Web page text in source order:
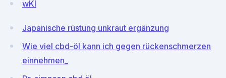
wKI
Japanische rüstung unkraut ergänzung
Wie viel cbd-öl kann ich gegen rückenschmerzen
einnehmen_